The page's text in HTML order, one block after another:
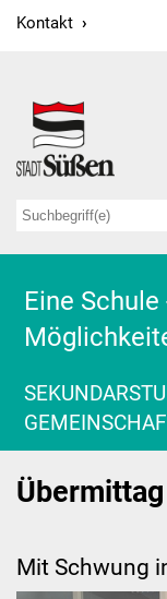
Kontakt
Eine
Mit Schwung